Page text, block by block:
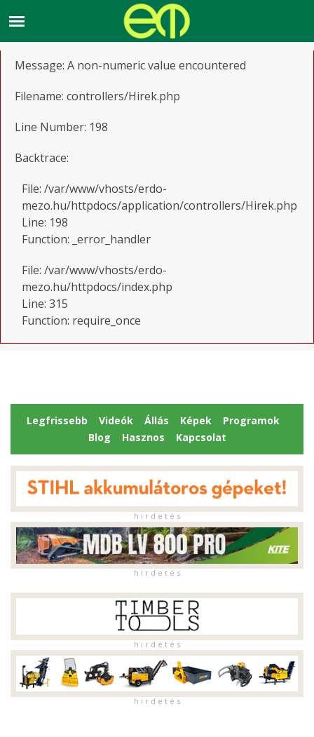
A PHP Error was encountered
Message: A non-numeric value encountered
Filename: controllers/Hirek.php
Line Number: 198
Backtrace:
File: /var/www/vhosts/erdo-
mezo.hu/httpdocs/application/controllers/Hirek.php
Line: 198
Function: _error_handler
File: /var/www/vhosts/erdo-
mezo.hu/httpdocs/index.php
Line: 315
Function: require_once
Legfrissebb Videók Állás Képek
Programok
Blog
Hasznos Kapcsolat
h i r d e t é s
h i r d e t é s
h i r d e t é s
h i r d e t é s